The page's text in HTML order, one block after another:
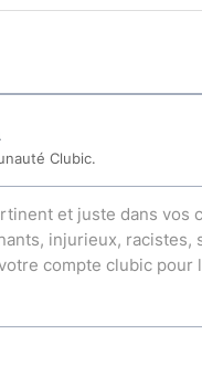
Clubic.